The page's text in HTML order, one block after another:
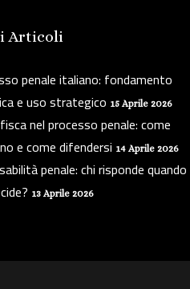
Articoli
penale italiano: fondamento
e uso strategico 15 Aprile 2026
nel processo penale: come
e come difendersi 14 Aprile 2026
penale: chi risponde quando
13 Aprile 2026